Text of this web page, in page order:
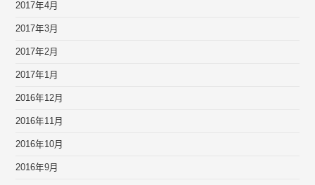
2017年4月
2017年3月
2017年2月
2017年1月
2016年12月
2016年11月
2016年10月
2016年9月